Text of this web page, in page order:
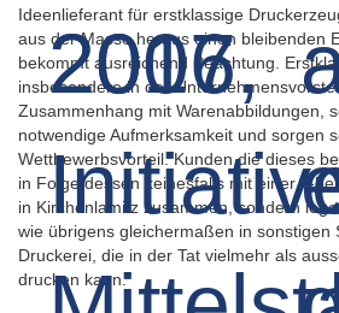
Ideenlieferant für erstklassige
aus der Masse heraus einen bleibenden
bekommt ausreichend Beachtung.
insbesondere in der
Zusammenhang mit Warenabbildungen,
notwendige Aufmerksamkeit und sorgen
Wettbewerbsvorteil. Kunden die dieses
in Folge dessen keinesfalls mit einer x-
in Kirchenlamitz zusammen, sondern
wie übrigens gleichermaßen in sonstigen
Druckerei, die in der Tat vielmehr als
drucken kann.